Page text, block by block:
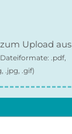
Upload aus
Dateiformate:.pdf,
.jpg, .gif)